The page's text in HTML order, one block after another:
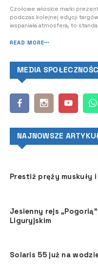
Czołowe włoskie marki
podczas kolejnej edycji
wspaniała atmosfera, to
READ MORE
MEDIA
NAJNOWSZE
Prestiż pręży muskuły
Jesienny rejs
Liguryjskim
Solaris 55 już na